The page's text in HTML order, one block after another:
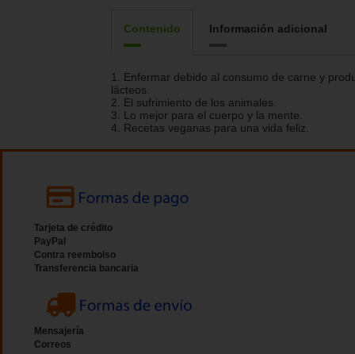
Contenido Información adicional
1. Enfermar debido al consumo de carne y
lácteos.
2. El sufrimiento de los animales.
3. Lo mejor para el cuerpo y la mente.
4. Recetas veganas para una vida feliz.
Tarjeta de crédito
PayPal
Contra reembolso
Transferencia bancaria
Mensajería
Correos